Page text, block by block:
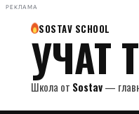
РЕКЛАМА